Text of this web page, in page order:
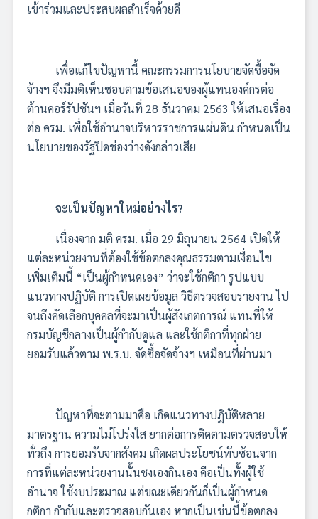
เข้าร่วมและประสบผลสำเร็จด้วยดี
เพื่อแก้ไขปัญหานี้ คณะกรรมการนโยบายจัดซื้อจัด
จ้างฯ จึงมีมติเห็นชอบตามข้อเสนอของผู้แทนองค์กรต่อ
ต้านคอร์รัปชันฯ เมื่อวันที่ 28 ธันวาคม 2563 ให้เสนอเรื่อง
ต่อ ครม. เพื่อใช้อำนาจบริหารราชการแผ่นดิน กำหนดเป็น
นโยบายของรัฐปิดช่องว่างดังกล่าวเสีย
จะเป็นปัญหาใหม่อย่างไร?
เนื่องจาก มติ ครม. เมื่อ 29 มิถุนายน 2564 เปิดให้
แต่ละหน่วยงานที่ต้องใช้ข้อตกลงคุณธรรมตามเงื่อนไข
เพิ่มเติมนี้ “เป็นผู้กำหนดเอง” ว่าจะใช้กติกา รูปแบบ
แนวทางปฏิบัติ การเปิดเผยข้อมูล วิธีตรวจสอบรายงาน ไป
จนถึงคัดเลือกบุคคลที่จะมาเป็นผู้สังเกตการณ์ แทนที่ให้
กรมบัญชีกลางเป็นผู้กำกับดูแล และใช้กติกาที่ทุกฝ่าย
ยอมรับแล้วตาม พ.ร.บ. จัดซื้อจัดจ้างฯ เหมือนที่ผ่านมา
ปัญหาที่จะตามมาคือ เกิดแนวทางปฏิบัติหลาย
มาตรฐาน ความไม่โปร่งใส ยากต่อการติดตามตรวจสอบให้
ทั่วถึง การยอมรับจากสังคม เกิดผลประโยชน์ทับซ้อนจาก
การที่แต่ละหน่วยงานนั้นชงเองกินเอง คือเป็นทั้งผู้ใช้
อำนาจ ใช้งบประมาณ แต่ขณะเดียวกันก็เป็นผู้กำหนด
กติกา กำกับและตรวจสอบกันเอง หากเป็นเช่นนี้ข้อตกลง